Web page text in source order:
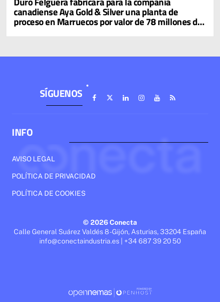
canadiense Aya Gold & Silver una planta de
proceso en Marruecos por valor de 78 millones de
dólares
SÍGUENOS
INFO
AVISO LEGAL
POLÍTICA DE PRIVACIDAD
POLÍTICA DE COOKIES
© 2026 Conecta
Calle General Suárez Valdés 8 - Gijón, Asturias, 33204 España
info@conectaindustria.es | +34 687 39 20 50